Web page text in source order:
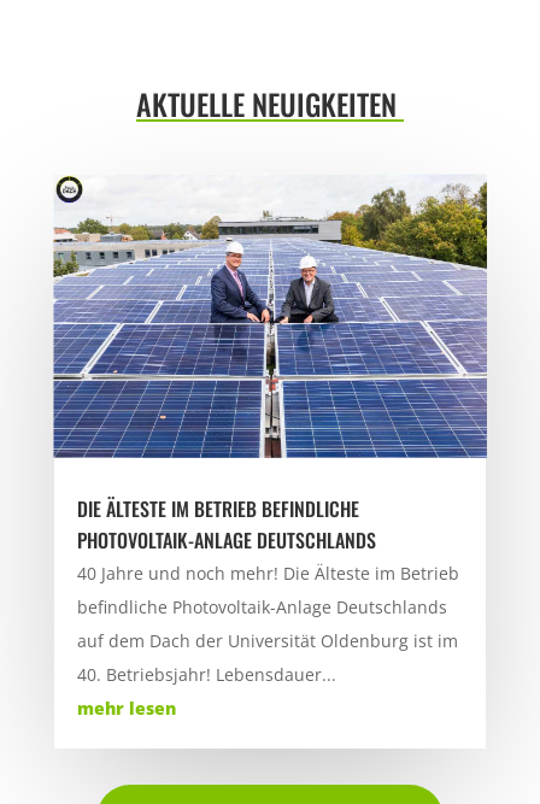
AKTUELLE NEUIGKEITEN
DIE ÄLTESTE IM BETRIEB BEFINDLICHE
PHOTOVOLTAIK-ANLAGE DEUTSCHLANDS
40 Jahre und noch mehr! Die Älteste im Betrieb
befindliche Photovoltaik-Anlage Deutschlands
auf dem Dach der Universität Oldenburg ist im
40. Betriebsjahr! Lebensdauer...
mehr lesen